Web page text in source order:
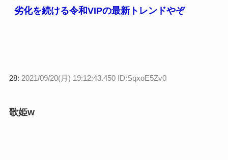
劣化を続ける令和VIPの最新トレンドやぞ
28: 2021/09/20(月) 19:12:43.450 ID:SqxoE5Zv0
歌姫w